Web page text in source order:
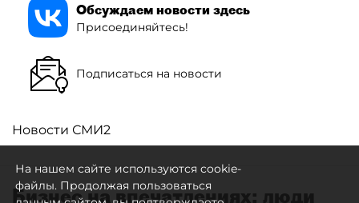
Обсуждаем новости здесь
Присоединяйтесь!
Подписаться на новости
Новости СМИ2
Бизнес на впечатлениях: люди
На нашем сайте используются cookie-
файлы. Продолжая пользоваться